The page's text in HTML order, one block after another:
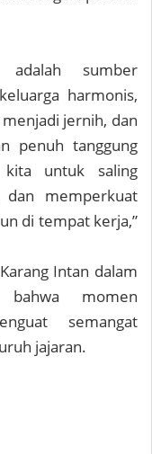
adalah sumber
harmonis,
jernih, dan
penuh tanggung
kita untuk saling
dan memperkuat
di tempat kerja,”
Intan dalam
bahwa momen
semangat
jajaran.